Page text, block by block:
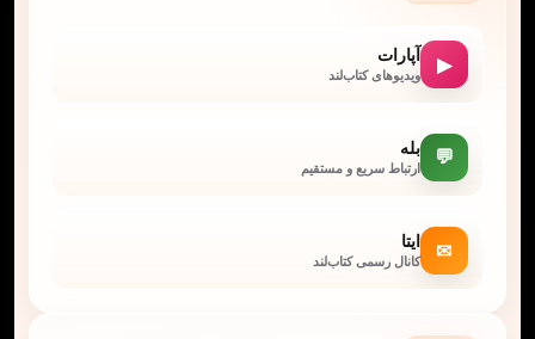
▶ آپارات
ویدیوهای کتاب‌لند
💬 بله
ارتباط سریع و مستقیم
✉ ایتا
کانال رسمی کتاب‌لند